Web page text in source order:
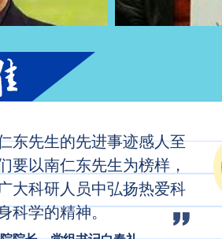
焊接、机械的通才
头儿”
东先生的先进事迹感人至
要以南仁东先生为榜样，
大科研人员中弘扬热爱科
科学的精神。